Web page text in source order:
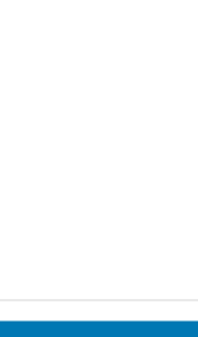
e protocollo